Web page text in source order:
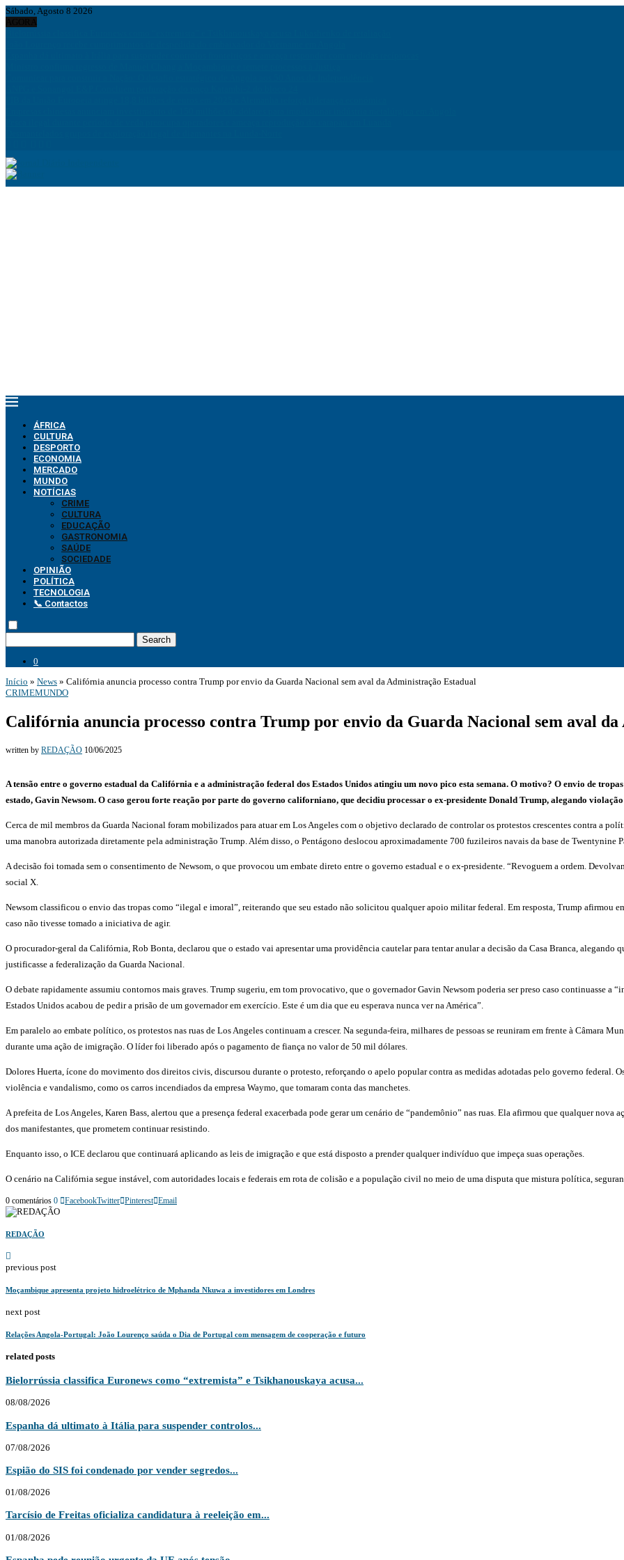
Sábado, Agosto 8 2026
ÁFRICA
CULTURA
DESPORTO
ECONOMIA
MERCADO
MUNDO
NOTÍCIAS
CRIME
CULTURA
EDUCAÇÃO
GASTRONOMIA
SAÚDE
SOCIEDADE
OPINIÃO
POLÍTICA
TECNOLOGIA
📞 Contactos
Search
0
Início » News » Califórnia anuncia processo contra Trump por envio da Guarda Nacional sem aval da Administração Estadual
CRIMEMUNDO
Califórnia anuncia processo contra Trump por envio da Guarda Nacional sem aval
written by REDAÇÃO 10/06/2025
A tensão entre o governo estadual da Califórnia e a administração federal dos Estados Unidos atingiu um novo pico esta semana. O motivo? O envio de
estado, Gavin Newsom. O caso gerou forte reação por parte do governo californiano, que decidiu processar o ex-presidente Donald Trump, alegando
Cerca de mil membros da Guarda Nacional foram mobilizados para atuar em Los Angeles com o objetivo declarado de controlar os protestos crescentes contra a
uma manobra autorizada diretamente pela administração Trump. Além disso, o Pentágono deslocou aproximadamente 700 fuzileiros navais da base de Twentynine
A decisão foi tomada sem o consentimento de Newsom, o que provocou um embate direto entre o governo estadual e o ex-presidente. “Revoguem a ordem.
social X.
Newsom classificou o envio das tropas como “ilegal e imoral”, reiterando que seu estado não solicitou qualquer apoio militar federal. Em resposta, Trump afirmou
caso não tivesse tomado a iniciativa de agir.
O procurador-geral da Califórnia, Rob Bonta, declarou que o estado vai apresentar uma providência cautelar para tentar anular a decisão da Casa Branca,
justificasse a federalização da Guarda Nacional.
O debate rapidamente assumiu contornos mais graves. Trump sugeriu, em tom provocativo, que o governador Gavin Newsom poderia ser preso caso continuasse a
Estados Unidos acabou de pedir a prisão de um governador em exercício. Este é um dia que eu esperava nunca ver na América”.
Em paralelo ao embate político, os protestos nas ruas de Los Angeles continuam a crescer. Na segunda-feira, milhares de pessoas se reuniram em frente à
durante uma ação de imigração. O líder foi liberado após o pagamento de fiança no valor de 50 mil dólares.
Dolores Huerta, ícone do movimento dos direitos civis, discursou durante o protesto, reforçando o apelo popular contra as medidas adotadas pelo governo federal.
violência e vandalismo, como os carros incendiados da empresa Waymo, que tomaram conta das manchetes.
A prefeita de Los Angeles, Karen Bass, alertou que a presença federal exacerbada pode gerar um cenário de “pandemônio” nas ruas. Ela afirmou que qualquer
dos manifestantes, que prometem continuar resistindo.
Enquanto isso, o ICE declarou que continuará aplicando as leis de imigração e que está disposto a prender qualquer indivíduo que impeça suas operações.
O cenário na Califórnia segue instável, com autoridades locais e federais em rota de colisão e a população civil no meio de uma disputa que mistura política,
0 comentários 0 FacebookTwitter Pinterest Email
REDAÇÃO
previous post
Moçambique apresenta projeto hidroelétrico de Mphanda Nkuwa a investidores em Londres
next post
Relações Angola-Portugal: João Lourenço saúda o Dia de Portugal com mensagem de cooperação e futuro
related posts
Bielorrússia classifica Euronews como “extremista” e Tsikhanouskaya acusa...
08/08/2026
Espanha dá ultimato à Itália para suspender controlos...
07/08/2026
Espião do SIS foi condenado por vender segredos...
01/08/2026
Tarcísio de Freitas oficializa candidatura à reeleição em...
01/08/2026